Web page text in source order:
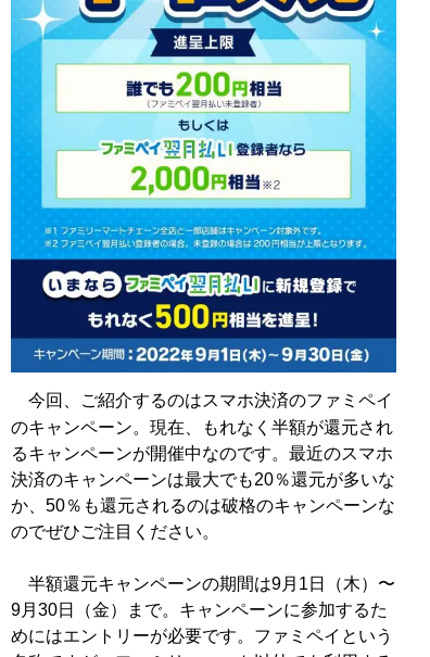
今回、ご紹介するのはスマホ決済のファミペイ
のキャンペーン。現在、もれなく半額が還元され
るキャンペーンが開催中なのです。最近のスマホ
決済のキャンペーンは最大でも20％還元が多いな
か、50％も還元されるのは破格のキャンペーンな
のでぜひご注目ください。
半額還元キャンペーンの期間は9月1日（木）〜
9月30日（金）まで。キャンペーンに参加するた
めにはエントリーが必要です。ファミペイという